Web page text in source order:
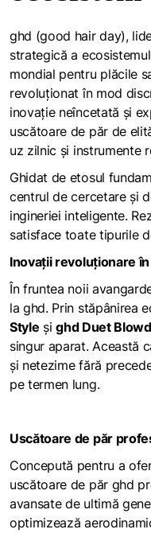
ghd (good hair day),
strategică a
mondial pentru plăcile
revoluționat în mod
inovație neîncetată și
uscătoare de păr de
uz zilnic și instrumente
Ghidat de etosul
centrul de cercetare și
ingineriei inteligente.
satisface toate tipurile
Inovații revoluționare
În fruntea noii
la ghd. Prin stăpânirea
Style șighd Duet
singur aparat. Această
și netezime fără
pe termen lung.
Uscătoare de păr
Concepută pentru a
uscătoare de păr ghd
avansate de ultimă
optimizează